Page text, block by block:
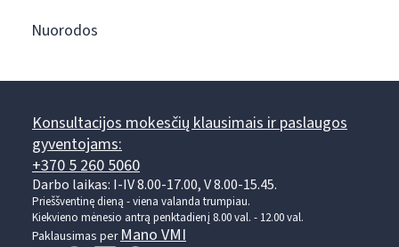
Nuorodos
Konsultacijos mokesčių klausimais ir paslaugos
gyventojams:
+370 5 260 5060
Darbo laikas: I-IV 8.00-17.00, V 8.00-15.45.
Prieššventinę dieną - viena valanda trumpiau.
Kiekvieno mėnesio antrą penktadienį 8.00 val. - 12.00 val.
Paklausimas perMano VMI